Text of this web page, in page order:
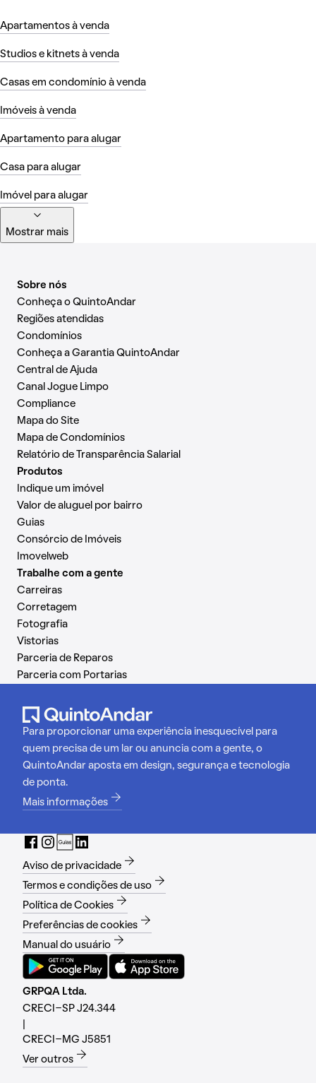
Apartamentos à venda
Studios e kitnets à venda
Casas em condomínio à venda
Imóveis à venda
Apartamento para alugar
Casa para alugar
Imóvel para alugar
Mostrar mais
Sobre nós
Conheça o QuintoAndar
Regiões atendidas
Condomínios
Conheça a Garantia QuintoAndar
Central de Ajuda
Canal Jogue Limpo
Compliance
Mapa do Site
Mapa de Condomínios
Relatório de Transparência Salarial
Produtos
Indique um imóvel
Valor de aluguel por bairro
Guias
Consórcio de Imóveis
Imovelweb
Trabalhe com a gente
Carreiras
Corretagem
Fotografia
Vistorias
Parceria de Reparos
Parceria com Portarias
Para proporcionar uma experiência inesquecível para
quem precisa de um lar ou anuncia com a gente, o
QuintoAndar aposta em design, segurança e tecnologia
de ponta.
Mais informações
Aviso de privacidade
Termos e condições de uso
Política de Cookies
Preferências de cookies
Manual do usuário
GRPQA Ltda.
CRECI-SP J24.344
CRECI-MG J5851
Ver outros